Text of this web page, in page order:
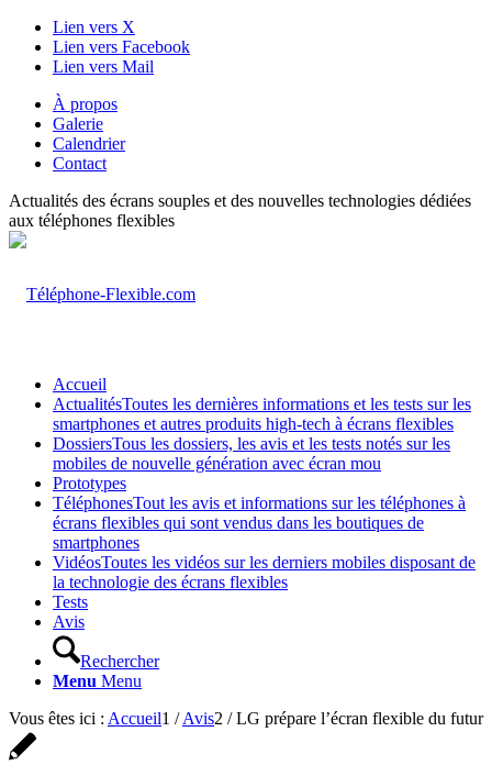
Lien vers X
Lien vers Facebook
Lien vers Mail
À propos
Galerie
Calendrier
Contact
Actualités des écrans souples et des nouvelles technologies dédiées
aux téléphones flexibles
Accueil
ActualitésToutes les dernières informations et les tests sur les
smartphones et autres produits high-tech à écrans flexibles
DossiersTous les dossiers, les avis et les tests notés sur les
mobiles de nouvelle génération avec écran mou
Prototypes
TéléphonesTout les avis et informations sur les téléphones à
écrans flexibles qui sont vendus dans les boutiques de
smartphones
VidéosToutes les vidéos sur les derniers mobiles disposant de
la technologie des écrans flexibles
Tests
Avis
Rechercher
Menu Menu
Vous êtes ici : Accueil1 / Avis2 / LG prépare l’écran flexible du futur